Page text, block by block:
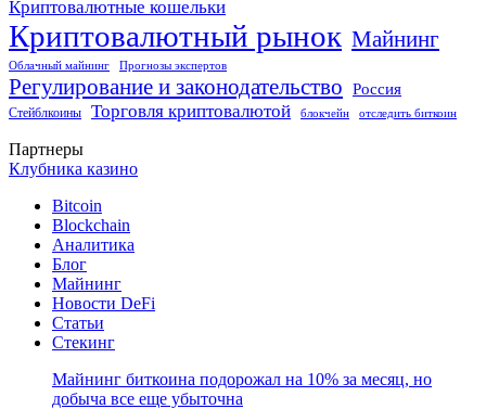
Криптовалютные кошельки
Криптовалютный рынок Майнинг
Облачный майнинг Прогнозы экспертов
Регулирование и законодательство Россия
Стейблкоины Торговля криптовалютой блокчейн отследить биткоин
Партнеры
Клубника казино
Bitcoin
Blockchain
Аналитика
Блог
Майнинг
Новости DeFi
Статьи
Стекинг
Майнинг биткоина подорожал на 10% за месяц, но
добыча все еще убыточна